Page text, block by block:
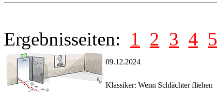
Ergebnisseiten: 1 2 3 4 5
09.12.2024
Klassiker: Wenn Schlächter fliehen